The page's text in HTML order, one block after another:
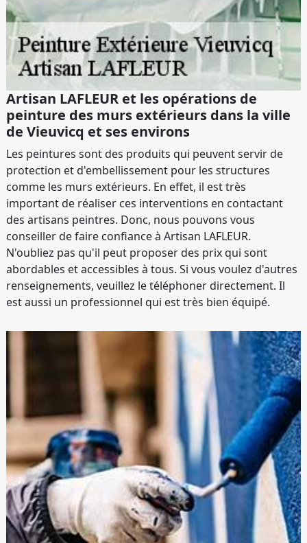
Artisan LAFLEUR et les opérations de
peinture des murs extérieurs dans la ville
de Vieuvicq et ses environs
Les peintures sont des produits qui peuvent servir de
protection et d'embellissement pour les structures
comme les murs extérieurs. En effet, il est très
important de réaliser ces interventions en contactant
des artisans peintres. Donc, nous pouvons vous
conseiller de faire confiance à Artisan LAFLEUR.
N'oubliez pas qu'il peut proposer des prix qui sont
abordables et accessibles à tous. Si vous voulez d'autres
renseignements, veuillez le téléphoner directement. Il
est aussi un professionnel qui est très bien équipé.